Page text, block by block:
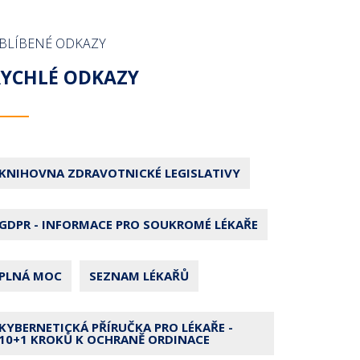
ODKAZY
ODKAZY
ZDRAVOTNICKÉ LEGISLATIVY
- INFORMACE PRO SOUKROMÉ LÉKAŘE
MOC SEZNAM LÉKAŘŮ
PŘÍRUČKA PRO LÉKAŘE -
KROKŮ K OCHRANĚ ORDINACE